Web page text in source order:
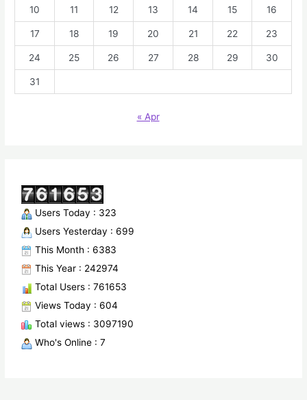
10 11 12 13 14 15 16
17 18 19 20 21 22 23
24 25 26 27 28 29 30
31
« Apr
Users Today : 323
Users Yesterday : 699
This Month : 6383
This Year : 242974
Total Users : 761653
Views Today : 604
Total views : 3097190
Who's Online : 7